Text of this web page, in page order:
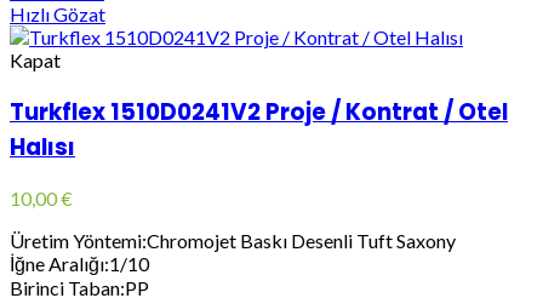
Hızlı Gözat
Kapat
Turkflex 1510D0241V2 Proje / Kontrat / Otel
Halısı
10,00€
Üretim Yöntemi:Chromojet Baskı Desenli Tuft Saxony
İğne Aralığı:1/10
Birinci Taban:PP